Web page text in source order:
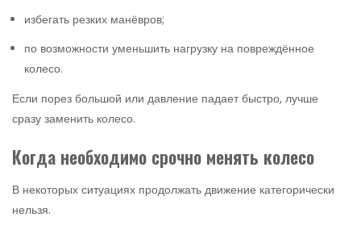
избегать резких манёвров;
по возможности уменьшить нагрузку на повреждённое
колесо.
Если порез большой или давление падает быстро, лучше
сразу заменить колесо.
Когда необходимо срочно менять колесо
В некоторых ситуациях продолжать движение категорически
нельзя.